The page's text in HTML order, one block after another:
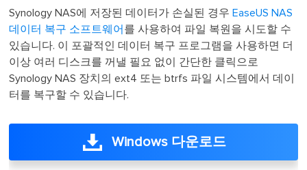
Synology NAS에 저장된 데이터가 손실된 경우 EaseUS NAS
데이터 복구 소프트웨어 를 사용하여 파일 복원을 시도할 수
있습니다. 이 포괄적인 데이터 복구 프로그램을 사용하면 더
이상 여러 디스크를 꺼낼 필요 없이 간단한 클릭으로
Synology NAS 장치의 ext4 또는 btrfs 파일 시스템에서 데이
터를 복구할 수 있습니다.
Windows 다운로드